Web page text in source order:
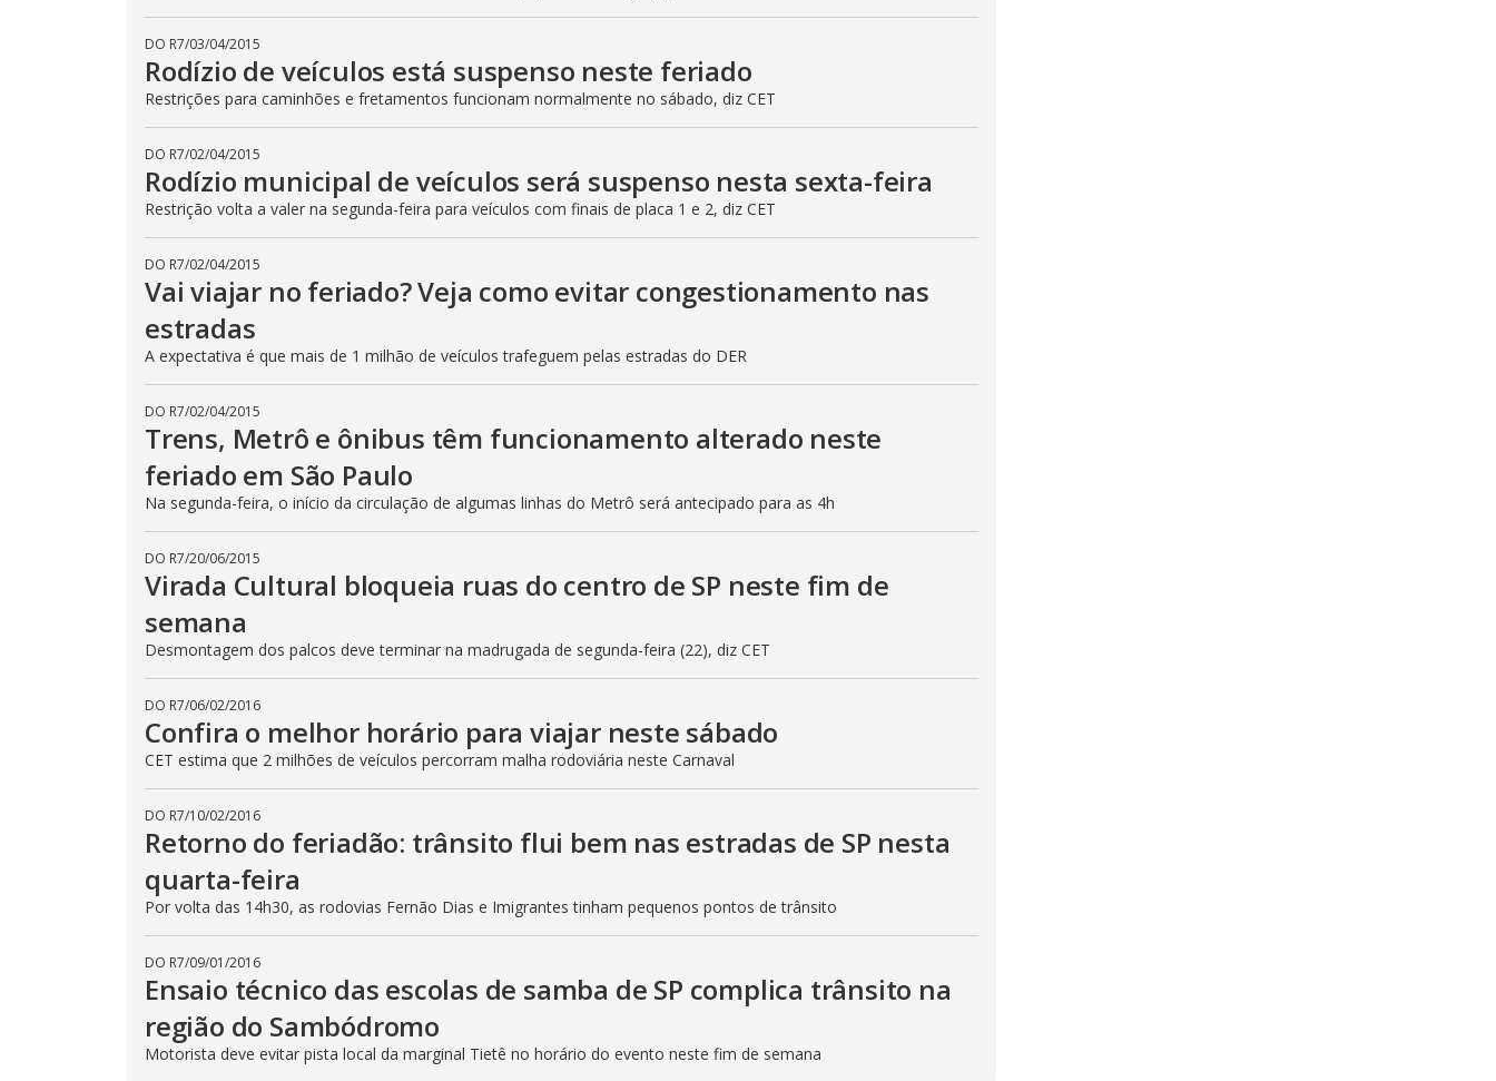
DO R7/03/04/2015
Rodízio de veículos está suspenso neste feriado
Restrições para caminhões e fretamentos funcionam normalmente no sábado, diz CET
DO R7/02/04/2015
Rodízio municipal de veículos será suspenso nesta sexta-feira
Restrição volta a valer na segunda-feira para veículos com finais de placa 1 e 2, diz CET
DO R7/02/04/2015
Vai viajar no feriado? Veja como evitar congestionamento nas
estradas
A expectativa é que mais de 1 milhão de veículos trafeguem pelas estradas do DER
DO R7/02/04/2015
Trens, Metrô e ônibus têm funcionamento alterado neste
feriado em São Paulo
Na segunda-feira, o início da circulação de algumas linhas do Metrô será antecipado para as 4h
DO R7/20/06/2015
Virada Cultural bloqueia ruas do centro de SP neste fim de
semana
Desmontagem dos palcos deve terminar na madrugada de segunda-feira (22), diz CET
DO R7/06/02/2016
Confira o melhor horário para viajar neste sábado
CET estima que 2 milhões de veículos percorram malha rodoviária neste Carnaval
DO R7/10/02/2016
Retorno do feriadão: trânsito flui bem nas estradas de SP nesta
quarta-feira
Por volta das 14h30, as rodovias Fernão Dias e Imigrantes tinham pequenos pontos de trânsito
DO R7/09/01/2016
Ensaio técnico das escolas de samba de SP complica trânsito na
região do Sambódromo
Motorista deve evitar pista local da marginal Tietê no horário do evento neste fim de semana